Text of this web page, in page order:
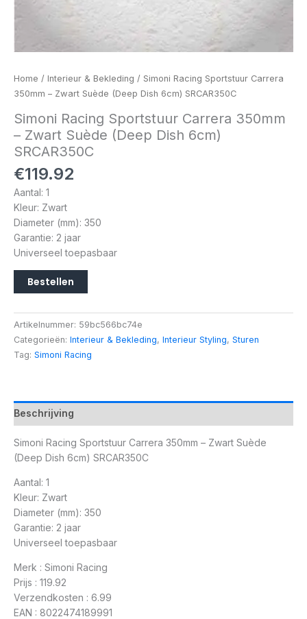
Home / Interieur & Bekleding / Simoni Racing Sportstuur Carrera
350mm – Zwart Suède (Deep Dish 6cm) SRCAR350C
Simoni Racing Sportstuur Carrera 350mm
– Zwart Suède (Deep Dish 6cm)
SRCAR350C
€119.92
Aantal: 1
Kleur: Zwart
Diameter (mm): 350
Garantie: 2 jaar
Universeel toepasbaar
Bestellen
Artikelnummer: 59bc566bc74e
Categorieën: Interieur & Bekleding, Interieur Styling, Sturen
Tag: Simoni Racing
Beschrijving
Simoni Racing Sportstuur Carrera 350mm – Zwart Suède
(Deep Dish 6cm) SRCAR350C
Aantal: 1
Kleur: Zwart
Diameter (mm): 350
Garantie: 2 jaar
Universeel toepasbaar
Merk : Simoni Racing
Prijs : 119.92
Verzendkosten : 6.99
EAN : 8022474189991